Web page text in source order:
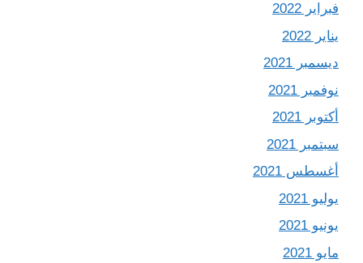
فبراير 2022
يناير 2022
ديسمبر 2021
نوفمبر 2021
أكتوبر 2021
سبتمبر 2021
أغسطس 2021
يوليو 2021
يونيو 2021
مايو 2021